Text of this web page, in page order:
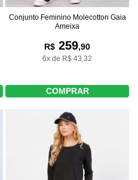
Conjunto Feminino Molecotton Gaia
Ameixa
R$ 259,90
6x de R$ 43,32
COMPRAR